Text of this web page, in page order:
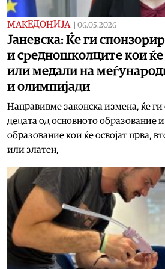
МАКЕДОНИЈА 06.05.2026
Јаневска: Ќе ги
и средношколците кои ќе
или медали на
и олимпијади
Направивме законска измена, ќе
децата од основното образование
образование кои ќе освојат прва,
или златен,